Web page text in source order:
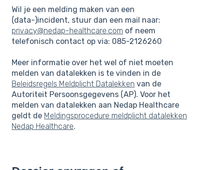
Wil je een melding maken van een
(data-)incident, stuur dan een mail naar:
privacy@nedap-healthcare.com of neem
telefonisch contact op via: 085-2126260
Meer informatie over het wel of niet moeten
melden van datalekken is te vinden in de
Beleidsregels Meldplicht Datalekken van de
Autoriteit Persoonsgegevens (AP). Voor het
melden van datalekken aan Nedap Healthcare
geldt de Meldingsprocedure meldplicht datalekken
Nedap Healthcare.